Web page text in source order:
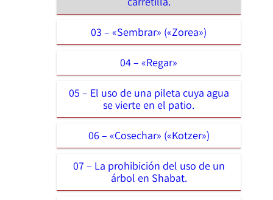
03 – «Sembrar» («Zorea»)
04 – «Regar»
05 – El uso de una pileta cuya agua
se vierte en el patio.
06 – «Cosechar» («Kotzer»)
07 – La prohibición del uso de un
árbol en Shabat.